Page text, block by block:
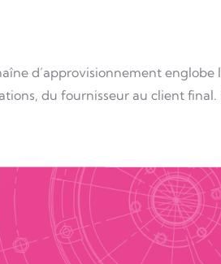
d’approvisionnement
du fournisseur au client